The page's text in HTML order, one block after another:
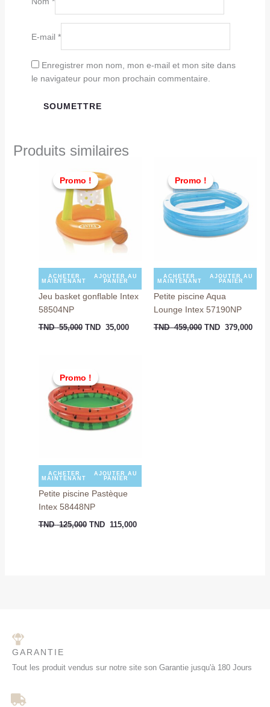
E-mail *
Enregistrer mon nom, mon e-mail et mon site dans
le navigateur pour mon prochain commentaire.
Produits similaires
Promo !
Promo !
ACHETER
MAINTENANT
AJOUTER AU
PANIER
Jeu basket gonflable Intex
58504NP
TND55,000
prix
initial
était :
TND
55,000.
TND 35,000
Promo !
Promo !
ACHETER
MAINTENANT
AJOUTER AU
PANIER
Petite piscine Aqua
Lounge Intex 57190NP
TND459,000
initial
était :
TND
459,000.
TND 379,000
Promo !
Promo !
ACHETER
MAINTENANT
AJOUTER AU
PANIER
Petite piscine Pastèque
Intex 58448NP
TND125,000
initial
était :
TND
125,000.
TND 115,000
GARANTIE
Tout les produit vendus sur notre site son Garantie jusqu'à 180 Jours